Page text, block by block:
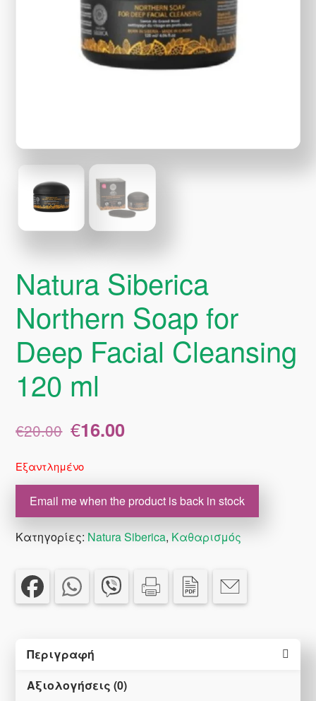
Natura Siberica
Northern Soap for
Deep Facial Cleansing
120 ml
€20.00 Original
price
€20.00.
€16.00
Εξαντλημένο
Email me when the product is back in stock
Κατηγορίες: Natura Siberica, Καθαρισμός
Περιγραφή
Αξιολογήσεις (0)